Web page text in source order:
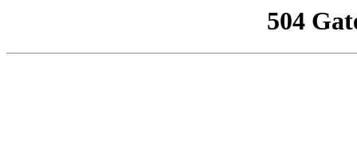
504